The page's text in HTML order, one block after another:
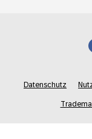
Datenschutz